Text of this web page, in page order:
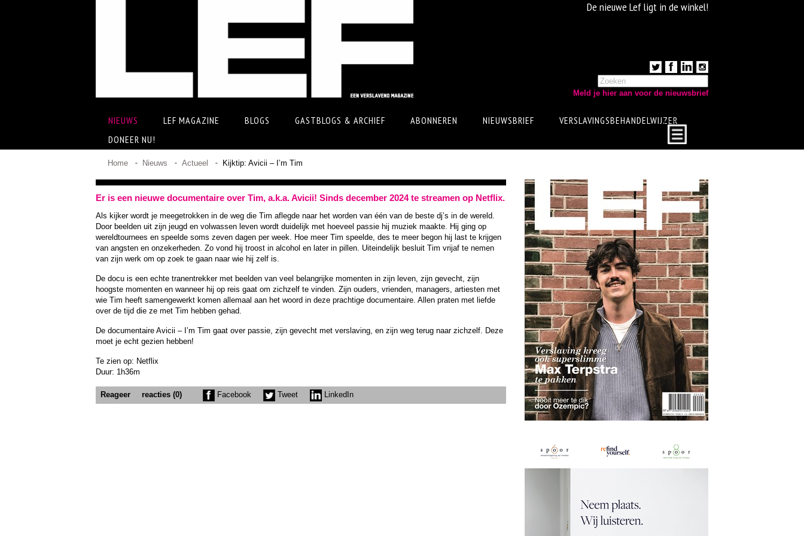
De nieuwe Lef ligt in de winkel!
Meld je hier aan voor de nieuwsbrief
NIEUWS LEF MAGAZINE BLOGS GASTBLOGS & ARCHIEF ABONNEREN NIEUWSBRIEF
VERSLAVINGSBEHANDELWIJZER
DONEER NU!
Home Nieuws Actueel Kijktip: Avicii – I’m Tim
Er is een nieuwe documentaire over Tim, a.k.a. Avicii! Sinds december 2024 te streamen op Netflix.
Als kijker wordt je meegetrokken in de weg die Tim aflegde naar het worden van één van de beste dj’s in de wereld.
Door beelden uit zijn jeugd en volwassen leven wordt duidelijk met hoeveel passie hij muziek maakte. Hij ging op
wereldtournees en speelde soms zeven dagen per week. Hoe meer Tim speelde, des te meer begon hij last te krijgen
van angsten en onzekerheden. Zo vond hij troost in alcohol en later in pillen. Uiteindelijk besluit Tim vrijaf te nemen
van zijn werk om op zoek te gaan naar wie hij zelf is.
De docu is een echte tranentrekker met beelden van veel belangrijke momenten in zijn leven, zijn gevecht, zijn
hoogste momenten en wanneer hij op reis gaat om zichzelf te vinden. Zijn ouders, vrienden, managers, artiesten met
wie Tim heeft samengewerkt komen allemaal aan het woord in deze prachtige documentaire. Allen praten met liefde
over de tijd die ze met Tim hebben gehad.
De documentaire Avicii – I’m Tim gaat over passie, zijn gevecht met verslaving, en zijn weg terug naar zichzelf. Deze
moet je echt gezien hebben!
Te zien op: Netflix
Duur: 1h36m
Reageer reacties (0) Facebook Tweet LinkedIn